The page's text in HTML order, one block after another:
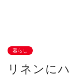
暮らし
リネンに